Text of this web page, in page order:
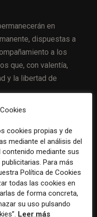
en
dispuestas a
a los
que, con valentía,
y la libertad de
de
cookies propias y de
mediante el análisis del
mediante sus
Para más
Política de Cookies
todas las cookies en
de forma concreta,
su uso pulsando
Leer más